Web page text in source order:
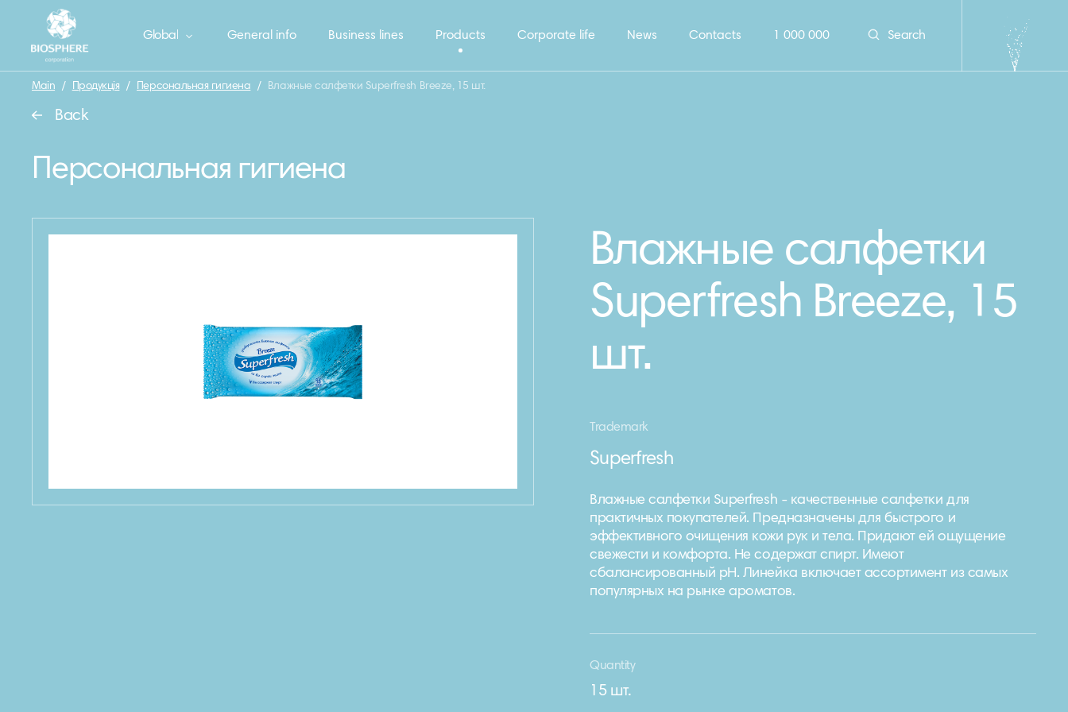
General info Business lines Products Corporate life News Contacts 1 000 000 Search
Global
Main / Продукція / Персональная гигиена / Влажные салфетки Superfresh Breeze, 15 шт.
Back
Персональная гигиена
Влажные салфетки
Superfresh Breeze, 15
шт.
Trademark
Superfresh
Влажные салфетки Superfresh - качественные салфетки для
практичных покупателей. Предназначены для быстрого и
эффективного очищения кожи рук и тела. Придают ей ощущение
свежести и комфорта. Не содержат спирт. Имеют
сбалансированный pH. Линейка включает ассортимент из самых
популярных на рынке ароматов.
Quantity
15 шт.